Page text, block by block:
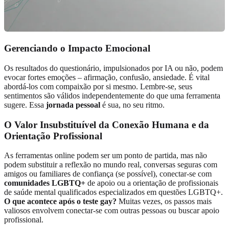
Gerenciando o Impacto Emocional
Os resultados do questionário, impulsionados por IA ou não, podem
evocar fortes emoções – afirmação, confusão, ansiedade. É vital
abordá-los com compaixão por si mesmo. Lembre-se, seus
sentimentos são válidos independentemente do que uma ferramenta
sugere. Essa jornada pessoal é sua, no seu ritmo.
O Valor Insubstituível da Conexão Humana e da
Orientação Profissional
As ferramentas online podem ser um ponto de partida, mas não
podem substituir a reflexão no mundo real, conversas seguras com
amigos ou familiares de confiança (se possível), conectar-se com
comunidades LGBTQ+ de apoio ou a orientação de profissionais
de saúde mental qualificados especializados em questões LGBTQ+.
O que acontece após o teste gay? Muitas vezes, os passos mais
valiosos envolvem conectar-se com outras pessoas ou buscar apoio
profissional.